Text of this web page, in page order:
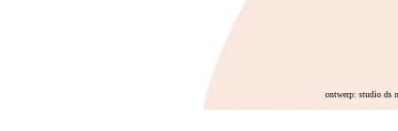
ontwerp: studio ds